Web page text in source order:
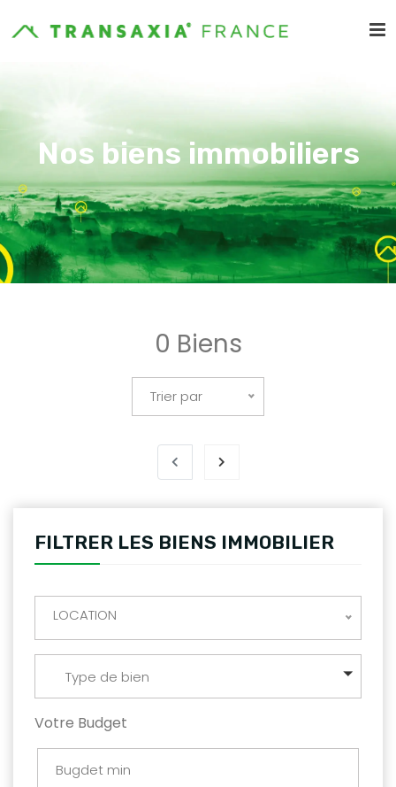
Nos biens immobiliers
0 Biens
Trier par
FILTRER LES BIENS IMMOBILIER
LOCATION
Type de bien
Votre Budget